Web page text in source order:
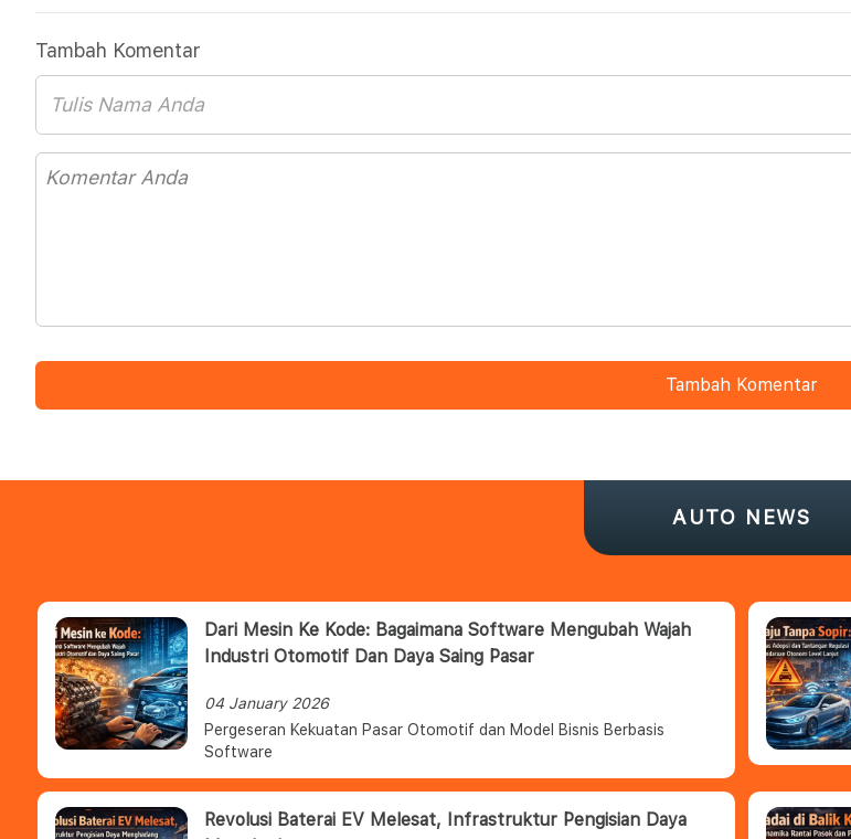
Tambah Komentar
Tambah Komentar
AUTO NEWS
Dari Mesin Ke Kode: Bagaimana Software Mengubah Wajah
Industri Otomotif Dan Daya Saing Pasar
04 January 2026
Pergeseran Kekuatan Pasar Otomotif dan Model Bisnis Berbasis
Software
Revolusi Baterai EV Melesat, Infrastruktur Pengisian Daya